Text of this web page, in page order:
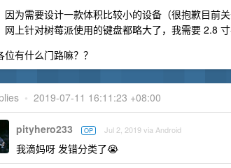
因为需要设计一款体积比较小的设备（很抱歉目前
网上针对树莓派使用的键盘都略大了，我需要 2.8
位有什么门路嘛？？
• 2019-07-11 16:11:23 +08:00
pityhero233 OP Jul 2, 2019 via Android
我滴妈呀 发错分类了😭